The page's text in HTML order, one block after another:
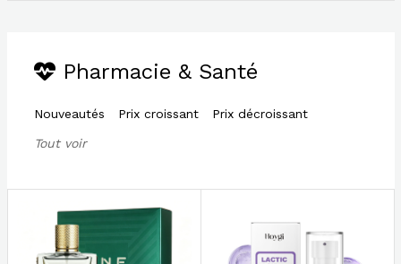
Pharmacie & Santé
Nouveautés Prix croissant Prix décroissant
Tout voir